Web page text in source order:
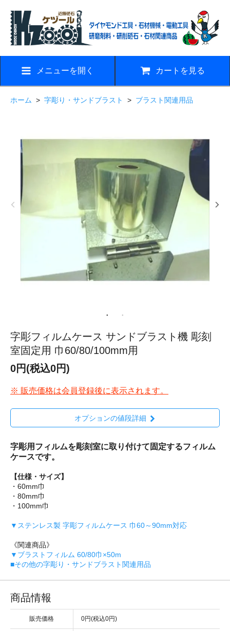
メニューを開く カートを見る
ホーム > 字彫り・サンドブラスト > ブラスト関連用品
字彫フィルムケース サンドブラスト機 彫刻
室固定用 巾60/80/100mm用
0円(税込0円)
※ 販売価格は会員登録後に表示されます。
オプションの値段詳細
字彫用フィルムを彫刻室に取り付けて固定するフィルム
ケースです。
【仕様・サイズ】
・60mm巾
・80mm巾
・100mm巾
▼ステンレス製 字彫フィルムケース 巾60～90mm対応
《関連商品》
▼ブラストフィルム 60/80巾×50m
■その他の字彫り・サンドブラスト関連用品
商品情報
販売価格 0円(税込0円)